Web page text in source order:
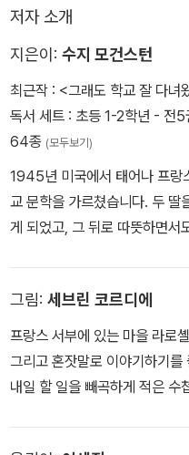
저자 소개
지은이: 수지 모건스턴
최근작 : <그래도 학교 잘 다녀
독서 세트 : 초등 1-2학년 - 전5
64종 (모두보기)
1945년 미국에서 태어나 프랑
교 문학을 가르쳤습니다. 두 딸
게 되었고, 그 뒤로 따뜻하면서
공로훈장을 받았습니다. 그동안
『엉뚱이 소피의 못 말리는 패션
왕』 『0에서 10까지 사랑의 편
그림: 세브린 코르디에
프랑스 서부에 있는 마을 라로
그리고 혼잣말로 이야기하기
내일 할 일을 빼곡하게 적은 수